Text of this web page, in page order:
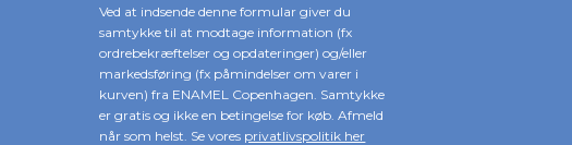
Ved at indsende denne formular giver du
samtykke til at modtage information (fx
ordrebekræftelser og opdateringer) og/eller
markedsføring (fx påmindelser om varer i
kurven) fra ENAMEL Copenhagen. Samtykke
er gratis og ikke en betingelse for køb. Afmeld
når som helst. Se vores privatlivspolitik her